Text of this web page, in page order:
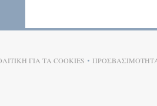
ΠΑΡΆΘΥΡΟ))
ΓΙΑ ΤΑ COOKIES
((ΑΝΟΊΓΕΙ ΣΕ ΝΈΟ ΠΑΡΆΘΥΡΟ))